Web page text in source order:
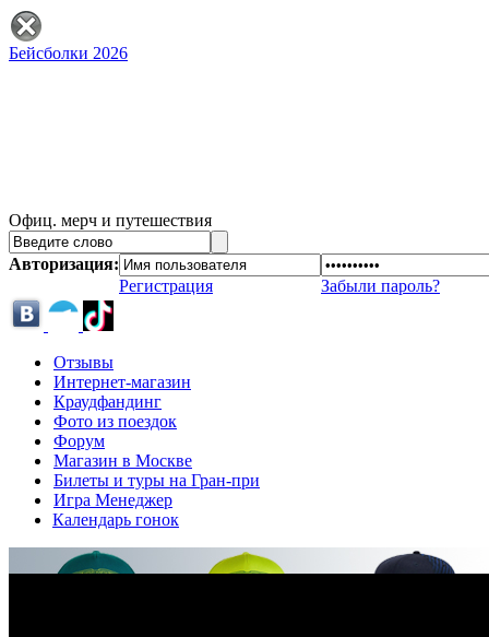
Бейсболки 2026
Офиц. мерч и путешествия
Авторизация:
Регистрация
Забыли пароль?
Отзывы
Интернет-магазин
Краудфандинг
Фото из поездок
Форум
Магазин в Москве
Билеты и туры на Гран-при
Игра Менеджер
Календарь гонок